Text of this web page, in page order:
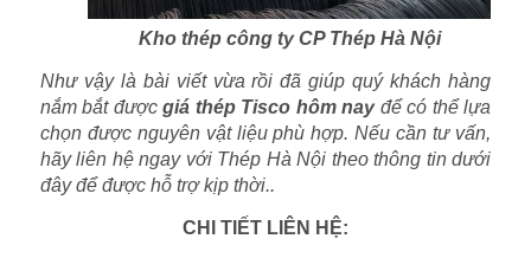
Kho thép công ty CP Thép Hà Nội
Như vậy là bài viết vừa rồi đã giúp quý khách hàng
nắm bắt đượcgiá thép Tisco hôm nay để có thể lựa
chọn được nguyên vật liệu phù hợp. Nếu cần tư vấn,
hãy liên hệ ngay với Thép Hà Nội theo thông tin dưới
đây để được hỗ trợ kịp thời..
CHI TIẾT LIÊN HỆ: